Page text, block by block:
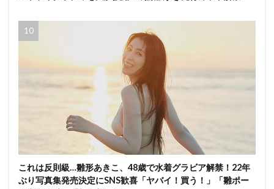
これは反則級…雛形あきこ、48歳で水着グラビア解禁！22年
ぶり写真集発売決定にSNS歓喜「ヤバイ！買う！」「雛ポー